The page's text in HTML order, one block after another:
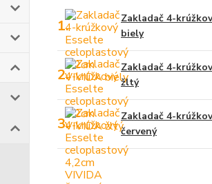
1.
Zakladač 4-
biely
2.
Zakladač 4-
žltý
3.
Zakladač 4-
červený